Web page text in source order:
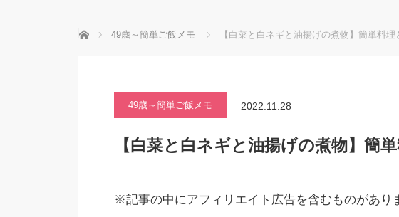
ホーム 49歳～簡単ご飯メモ 【白菜と白ネギと油揚げの煮物】簡単料理
49歳～簡単ご飯メモ 2022.11.28
【白菜と白ネギと油揚げの煮物】簡
※記事の中にアフィリエイト広告を含むものがあり